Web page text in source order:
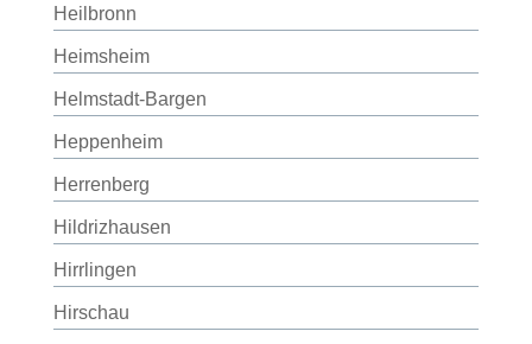
Heilbronn
Heimsheim
Helmstadt-Bargen
Heppenheim
Herrenberg
Hildrizhausen
Hirrlingen
Hirschau